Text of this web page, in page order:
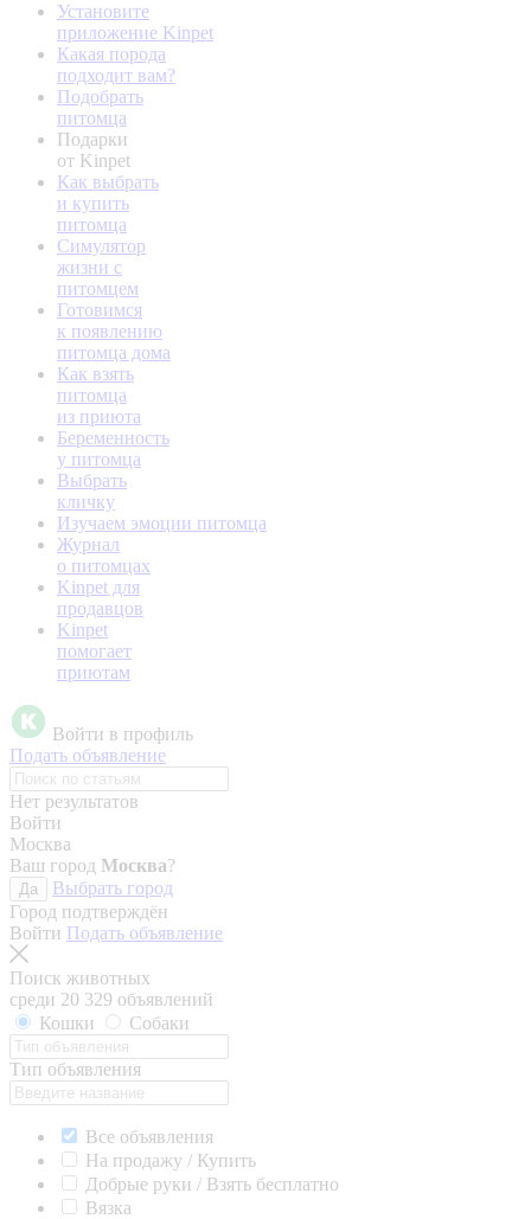
Установите
приложение Kinpet
Какая порода
подходит вам?
Подобрать
питомца
Подарки
от Kinpet
Как выбрать
и купить
питомца
Симулятор
жизни с
питомцем
Готовимся
к появлению
питомца дома
Как взять
питомца
из приюта
Беременность
у питомца
Выбрать
кличку
Изучаем эмоции питомца
Журнал
о питомцах
Kinpet для
продавцов
Kinpet
помогает
приютам
Войти в профиль
Подать объявление
Нет результатов
Войти
Москва
Ваш город Москва?
Да
Выбрать город
Город подтверждён
Войти Подать объявление
Поиск животных
среди 20 329 объявлений
Кошки
Собаки
Тип объявления
Все объявления
На продажу / Купить
Добрые руки / Взять бесплатно
Вязка